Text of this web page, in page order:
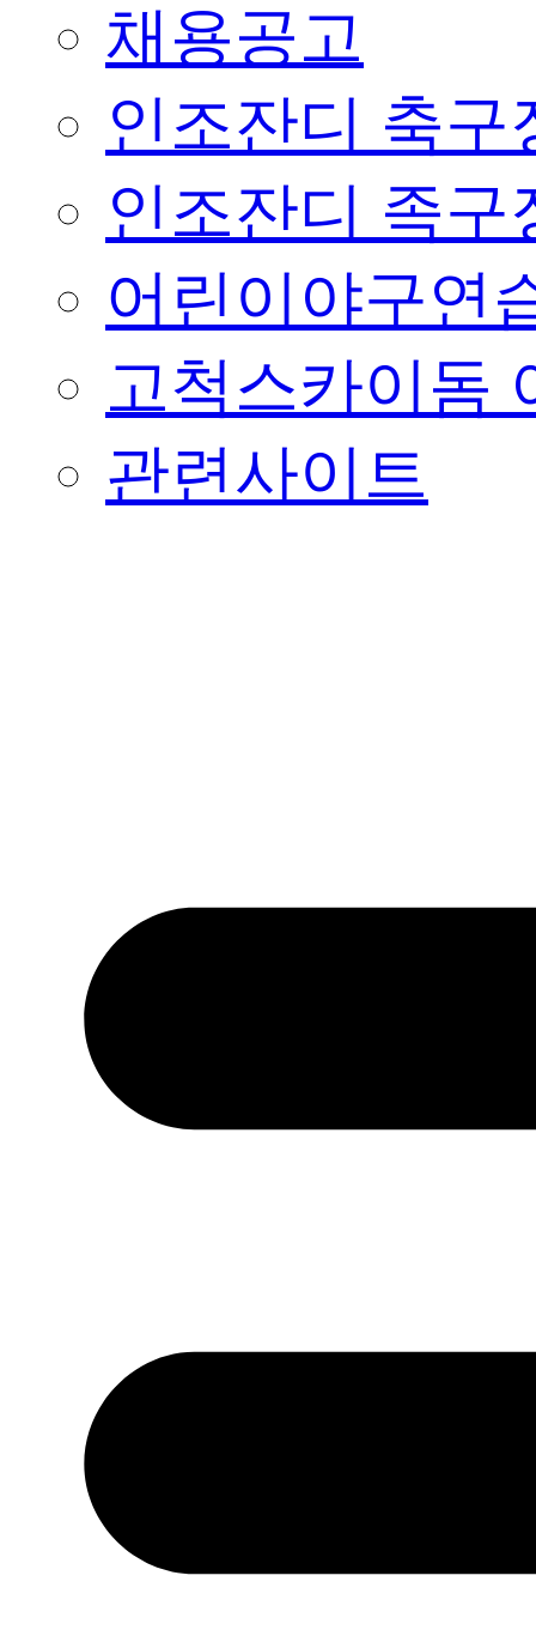
채용공고
인조잔디 축구
인조잔디 족구
어린이야구연
고척스카이돔
관련사이트